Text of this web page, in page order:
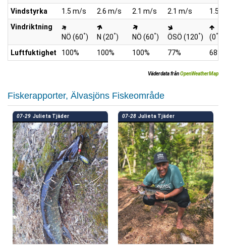
Vindstyrka
1.5 m/s 2.6 m/s 2.1 m/s 2.1 m/s
1.5
Vindriktning
NÖ (60°) N (20°) NÖ (60°) ÖSÖ (120°) (0°
Luftfuktighet
100% 100% 100% 77% 68%
Väderdata frånOpenWeatherMap
Fiskerapporter, Älvasjöns Fiskeområde
07-29 Julieta Tjäder 07-28 Julieta Tjäder